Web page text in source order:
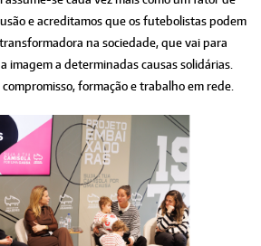
e acreditamos que os futebolistas podem
na sociedade, que vai para
imagem a determinadas causas solidárias.
formação e trabalho em rede.